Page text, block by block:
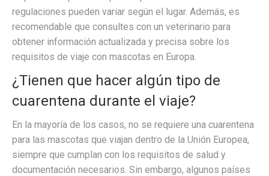
regulaciones pueden variar según el lugar. Además, es
recomendable que consultes con un veterinario para
obtener información actualizada y precisa sobre los
requisitos de viaje con mascotas en Europa.
¿Tienen que hacer algún tipo de
cuarentena durante el viaje?
En la mayoría de los casos, no se requiere una cuarentena
para las mascotas que viajan dentro de la Unión Europea,
siempre que cumplan con los requisitos de salud y
documentación necesarios. Sin embargo, algunos países